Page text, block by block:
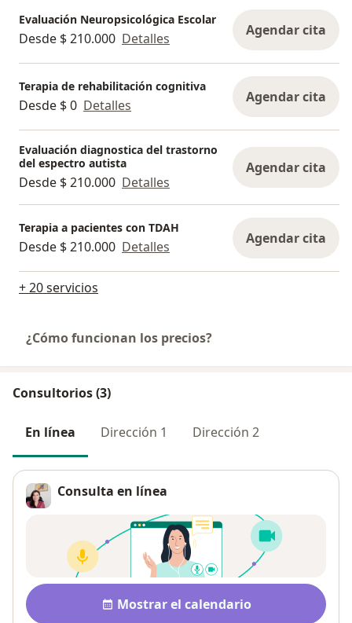
Evaluación Neuropsicológica Escolar
Desde $ 210.000 Detalles Agendar cita
Terapia de rehabilitación cognitiva
Desde $ 0 Detalles Agendar cita
Evaluación diagnostica del trastorno
del espectro autista
Desde $ 210.000 Detalles
Agendar cita
Terapia a pacientes con TDAH
Desde $ 210.000 Detalles Agendar cita
+ 20 servicios
¿Cómo funcionan los precios?
Consultorios (3)
En línea Dirección 1 Dirección 2
Consulta en línea
Disponibilidad
Mostrar el calendario